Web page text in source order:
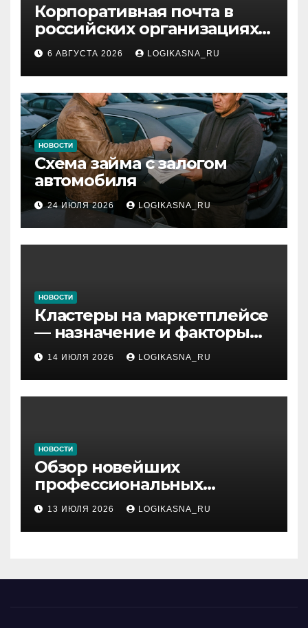
Корпоративная почта в
российских организациях:
инфраструктура,
протоколы и безопасность
6 АВГУСТА 2026 LOGIKASNA_RU
НОВОСТИ
Схема займа с залогом
автомобиля
24 ИЮЛЯ 2026 LOGIKASNA_RU
НОВОСТИ
Кластеры на маркетплейсе
— назначение и факторы
ранжирования складов
14 ИЮЛЯ 2026 LOGIKASNA_RU
НОВОСТИ
Обзор новейших
профессиональных
материалов и
инструментов
13 ИЮЛЯ 2026 LOGIKASNA_RU